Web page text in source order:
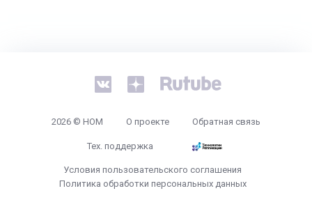
2026 © НОМ О проекте Обратная связь
Тех. поддержка
Условия пользовательского соглашения
Политика обработки персональных данных